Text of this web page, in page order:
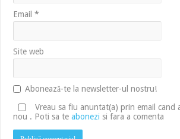
Email*
Site web
Abonează-te la newsletter-ul nostru!
Vreau sa fiu anuntat(a) prin email cand
nou . Poti sa teabonezi si fara a comenta